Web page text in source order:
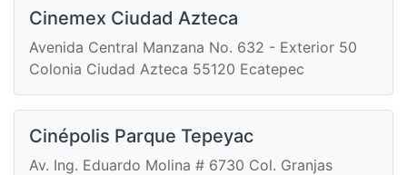
Cinemex Ciudad Azteca
Avenida Central Manzana No. 632 - Exterior 50
Colonia Ciudad Azteca 55120 Ecatepec
Cinépolis Parque Tepeyac
Av. Ing. Eduardo Molina # 6730 Col. Granjas